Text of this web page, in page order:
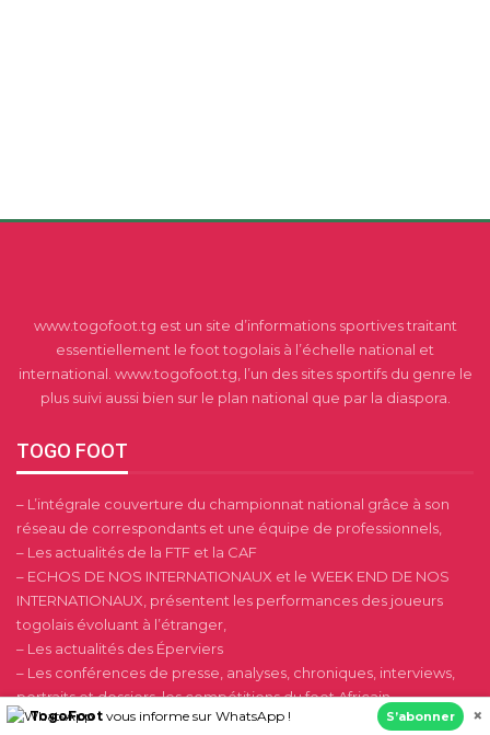
www.togofoot.tg est un site d’informations sportives traitant
essentiellement le foot togolais à l’échelle national et
international. www.togofoot.tg, l’un des sites sportifs du genre le
plus suivi aussi bien sur le plan national que par la diaspora.
TOGO FOOT
– L’intégrale couverture du championnat national grâce à son
réseau de correspondants et une équipe de professionnels,
– Les actualités de la FTF et la CAF
– ECHOS DE NOS INTERNATIONAUX et le WEEK END DE NOS
INTERNATIONAUX, présentent les performances des joueurs
togolais évoluant à l’étranger,
– Les actualités des Éperviers
– Les conférences de presse, analyses, chroniques, interviews,
portraits et dossiers, les compétitions du foot Africain.
TogoFoot vous informe sur WhatsApp ! S’abonner ×